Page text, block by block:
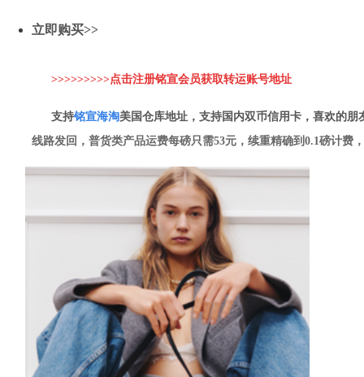
立即购买>>
>>>>>>>>>点击注册铭宣会员获取转运账号地址
支持铭宣海淘美国仓库地址，支持国内双币信用卡，喜欢的朋
线路发回，普货类产品运费每磅只需53元，续重精确到0.1磅计费，